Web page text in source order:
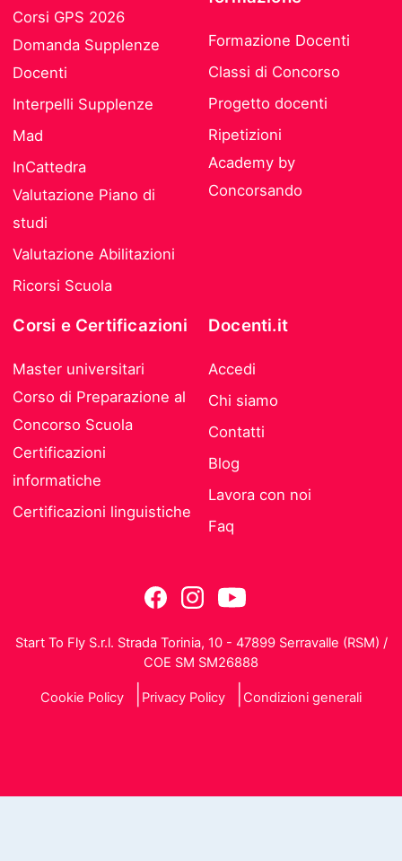
Corsi GPS 2026
Domanda Supplenze
Docenti
Interpelli Supplenze
Mad
InCattedra
Valutazione Piano di
studi
Valutazione Abilitazioni
Ricorsi Scuola
Formazione Docenti
Classi di Concorso
Progetto docenti
Ripetizioni
Academy by
Concorsando
Corsi e Certificazioni
Master universitari
Corso di Preparazione al
Concorso Scuola
Certificazioni
informatiche
Certificazioni linguistiche
Docenti.it
Accedi
Chi siamo
Contatti
Blog
Lavora con noi
Faq
Start To Fly S.r.l. Strada Torinia, 10 - 47899 Serravalle (RSM) /
COE SM SM26888
Cookie Policy Privacy Policy Condizioni generali